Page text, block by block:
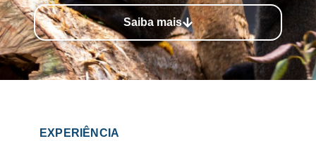
Saiba mais
EXPERIÊNCIA